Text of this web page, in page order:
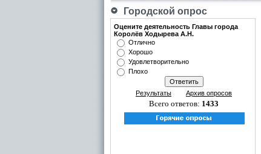
Городской опрос
Оцените деятельность Главы города
Королёв Ходырева А.Н.
Отлично
Хорошо
Удовлетворительно
Плохо
Результаты Архив опросов
Всего ответов: 1433